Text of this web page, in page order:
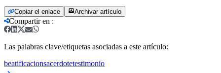
Copiar el enlace Archivar artículo
Compartir en :
Las palabras clave/etiquetas asociadas a este artículo:
beatificacionsacerdotetestimonio